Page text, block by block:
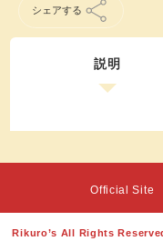
シェアする
説明
Official Site
Rikuro’s All Rights